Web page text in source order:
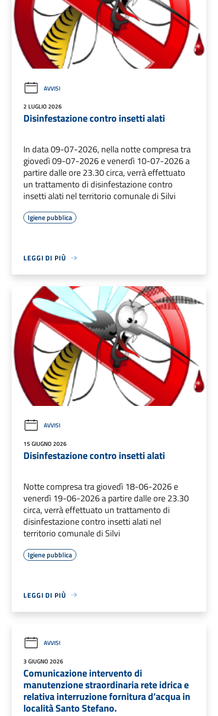
AVVISI
2 LUGLIO 2026
Disinfestazione contro insetti alati
In data 09-07-2026, nella notte compresa tra
giovedì 09-07-2026 e venerdì 10-07-2026 a
partire dalle ore 23.30 circa, verrà effettuato
un trattamento di disinfestazione contro
insetti alati nel territorio comunale di Silvi
Igiene pubblica
LEGGI DI PIÙ
AVVISI
15 GIUGNO 2026
Disinfestazione contro insetti alati
Notte compresa tra giovedì 18-06-2026 e
venerdì 19-06-2026 a partire dalle ore 23.30
circa, verrà effettuato un trattamento di
disinfestazione contro insetti alati nel
territorio comunale di Silvi
Igiene pubblica
LEGGI DI PIÙ
AVVISI
3 GIUGNO 2026
Comunicazione intervento di
manutenzione straordinaria rete idrica e
relativa interruzione fornitura d’acqua in
località Santo Stefano.